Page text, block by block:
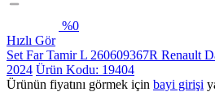
%0
Hızlı Gör
Set Far Tamir L 260609367R Renault
2024 Ürün Kodu: 19404
Ürünün fiyatını görmek için bayi girişi